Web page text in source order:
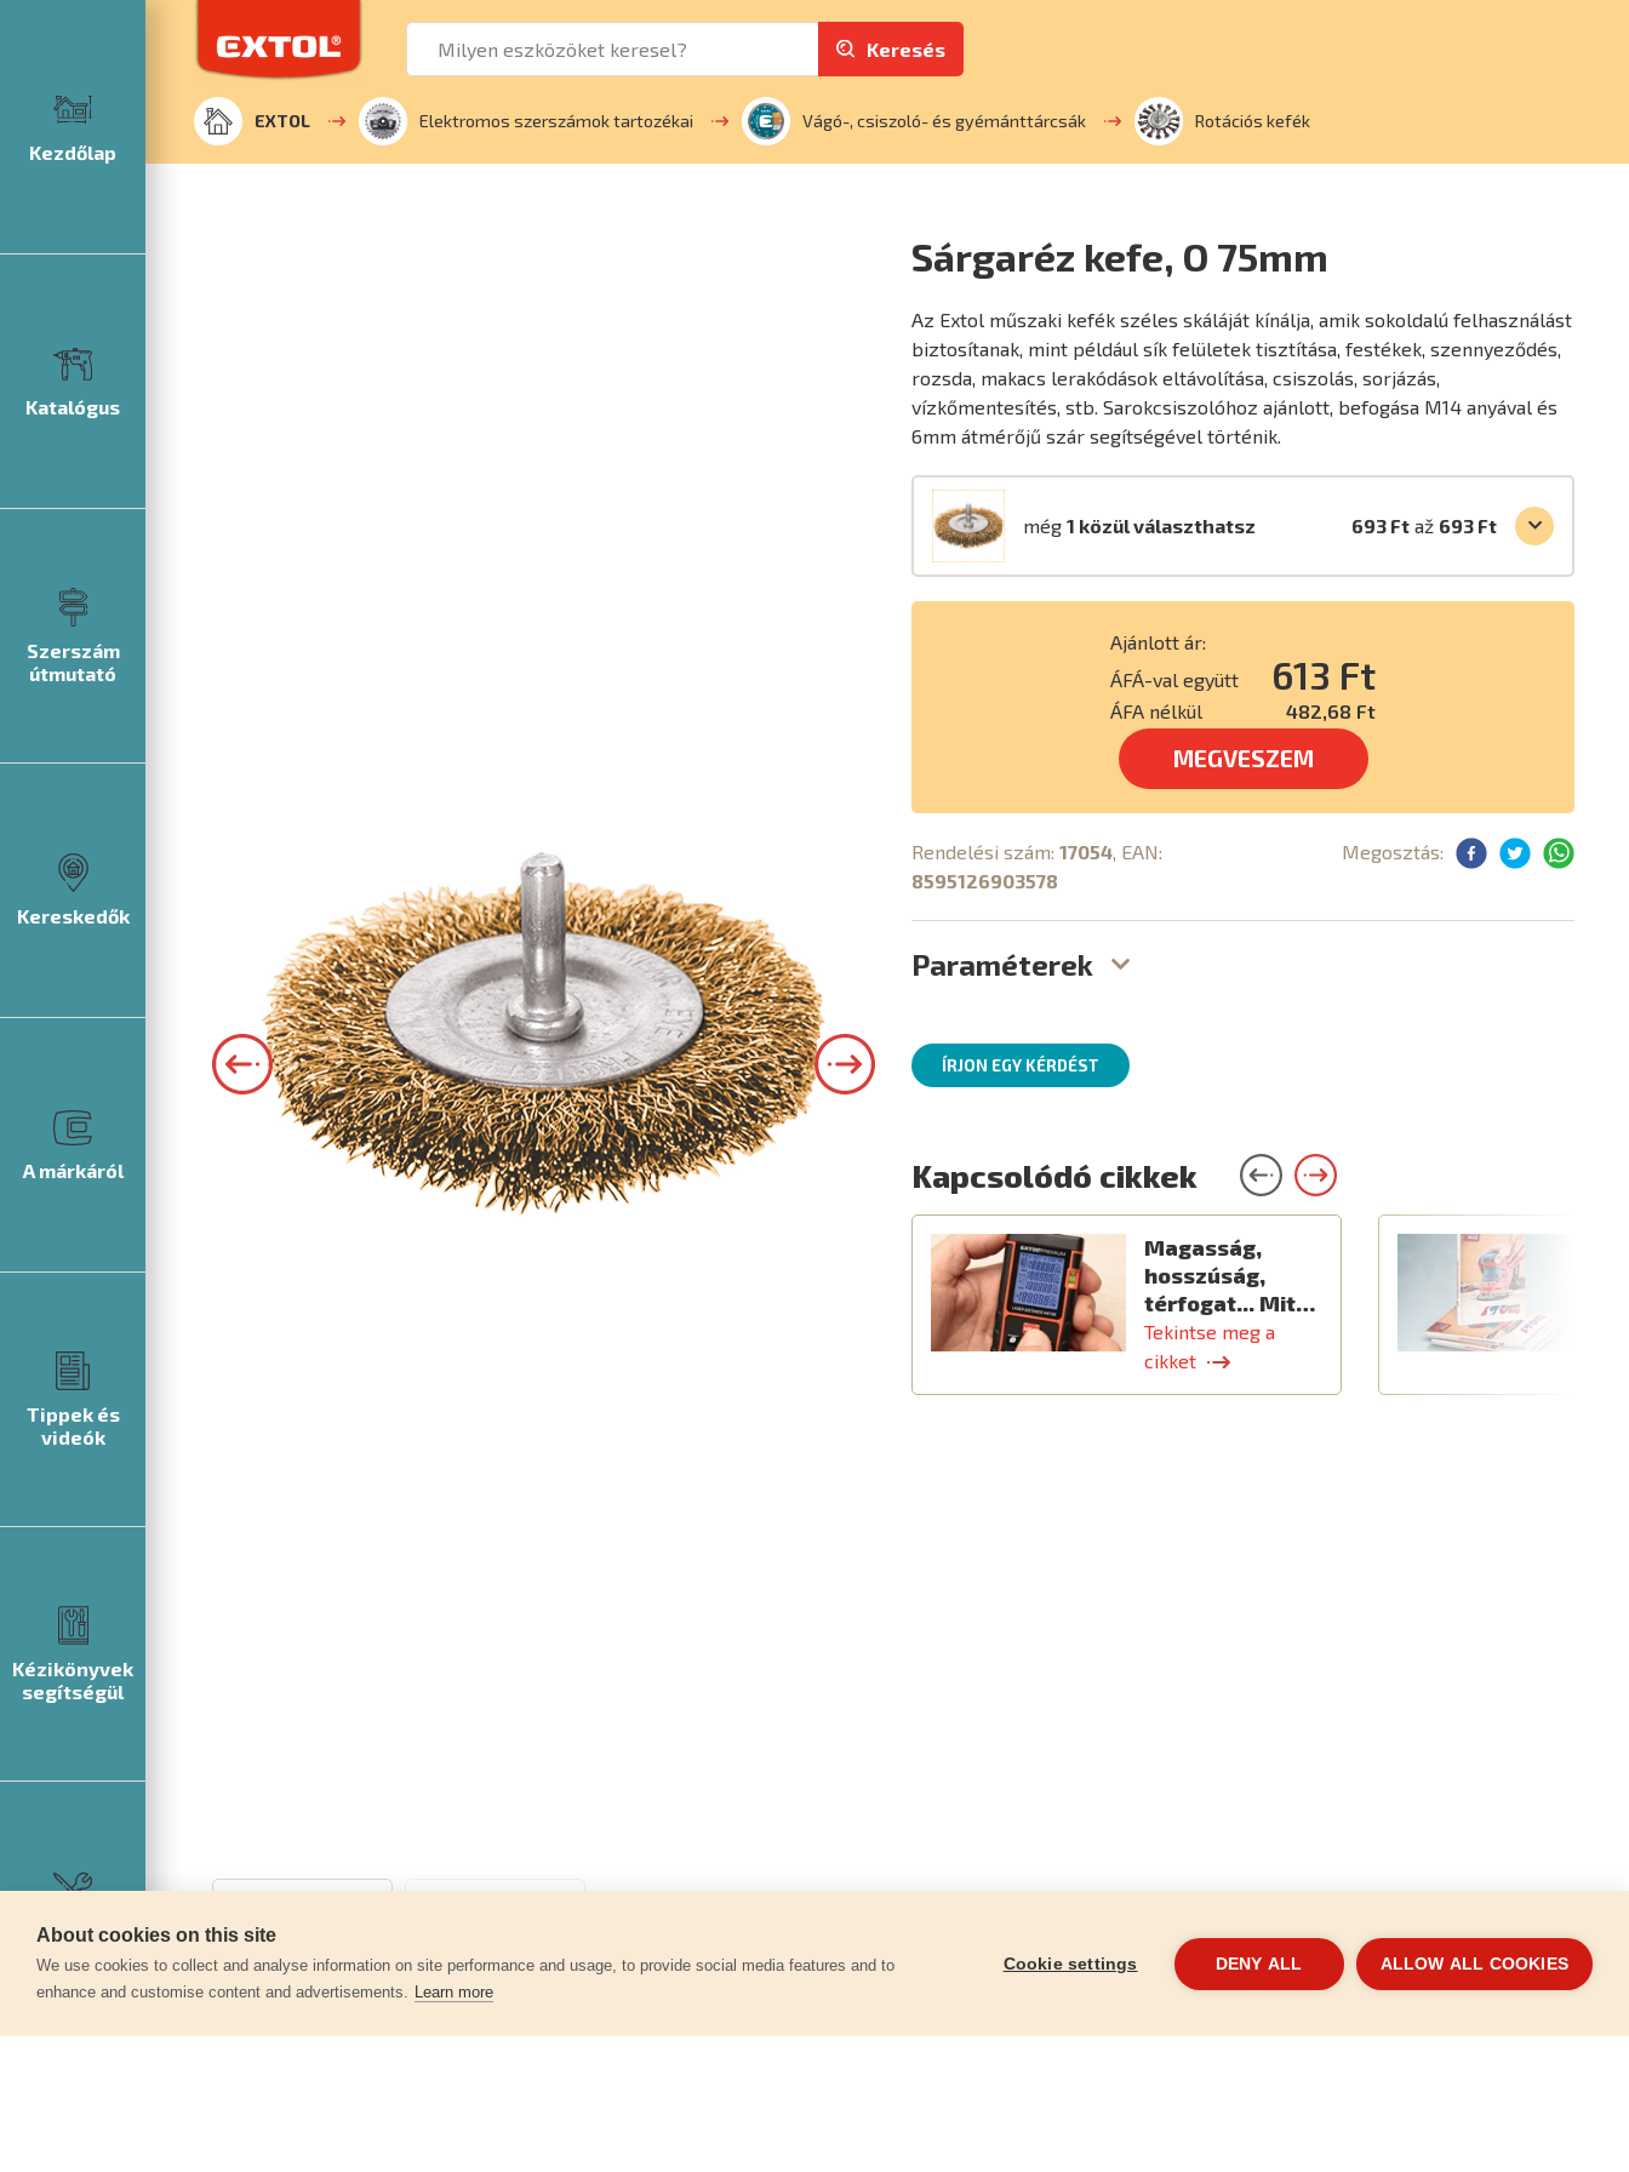
Kezdőlap
Katalógus
Szerszám
útmutató
Kereskedők
A márkáról
Tippek és
videók
Kézikönyvek
segítségül
Szerviz
Keresés
EXTOL Elektromos szerszámok tartozékai Vágó-, csiszoló- és gyémánttárcsák Rotációs kefék
Sárgaréz kefe, O 75mm
Az Extol műszaki kefék széles skáláját kínálja, amik sokoldalú felhasználást
biztosítanak, mint például sík felületek tisztítása, festékek, szennyeződés,
rozsda, makacs lerakódások eltávolítása, csiszolás, sorjázás,
vízkőmentesítés, stb. Sarokcsiszolóhoz ajánlott, befogása M14 anyával és
6mm átmérőjű szár segítségével történik.
még 1 közül választhatsz 693 Ft až 693 Ft
Ajánlott ár:
ÁFÁ-val együtt
613 Ft
ÁFA nélkül 482,68 Ft
MEGVESZEM
Rendelési szám: 17054, EAN:
8595126903578
Megosztás:
Paraméterek
ÍRJON EGY KÉRDÉST
Kapcsolódó cikkek
Magasság,
hosszúság,
térfogat... Mit…
Tekintse meg a
cikket
About cookies on this site
We use cookies to collect and analyse information on site performance and usage, to provide social media features and to
enhance and customise content and advertisements. Learn more
Cookie settings DENY ALL ALLOW ALL COOKIES